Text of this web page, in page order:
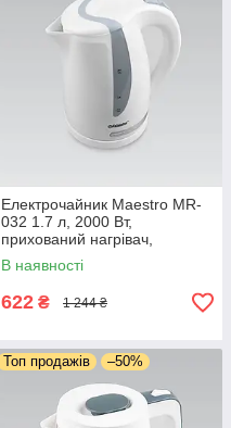
Електрочайник Maestro MR-
032 1.7 л, 2000 Вт,
прихований нагрівач,
автовимкнення
В наявності
622 ₴ 1 244 ₴
Топ продажів –50%